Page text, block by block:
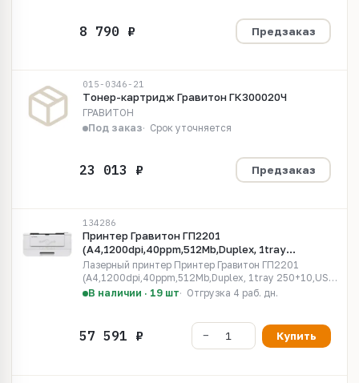
Предзаказ
015-0346-21
Тoнep-кapтpидж Гравитон ГК300020Ч
ГРАВИТОН
Под заказ
Срок уточняется
Предзаказ
134286
Принтер Гравитон ГП2201
(A4,1200dpi,40ppm,512Mb,Duplex, 1tray
250+10,USB 2.0/Ethernet 1000, WiFi,картридж
GC400003K на 3000стр. )
Лазерный принтер Принтер Гравитон ГП2201
(A4,1200dpi,40ppm,512Mb,Duplex, 1tray 250+10,USB
2.0/Ethernet 1000, WiFi,картридж GC400003K на
В наличии · 19 шт Отгрузка 4 раб. дн.
Купить